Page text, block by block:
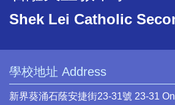
Shek Lei Catholic
學校地址 Address
新界葵涌石蔭安捷街23-31號 23-31